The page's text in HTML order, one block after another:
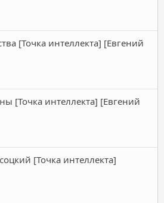
[Точка интеллекта] [Евгений
[Точка интеллекта] [Евгений
[Точка интеллекта]